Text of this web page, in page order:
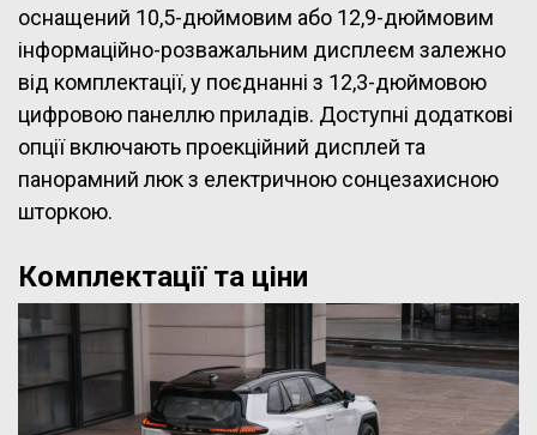
оснащений 10,5-дюймовим або 12,9-дюймовим
інформаційно-розважальним дисплеєм залежно
від комплектації, у поєднанні з 12,3-дюймовою
цифровою панеллю приладів. Доступні додаткові
опції включають проекційний дисплей та
панорамний люк з електричною сонцезахисною
шторкою.
Комплектації та ціни